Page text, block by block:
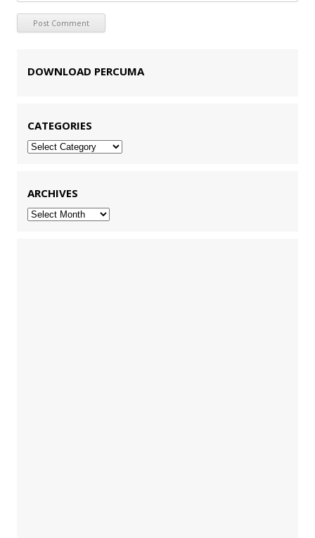
DOWNLOAD PERCUMA
CATEGORIES
Categories
ARCHIVES
Archives